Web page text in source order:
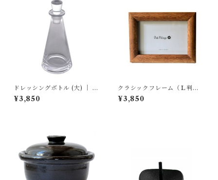
ドレッシングボトル (大) ｜ 廣
田硝子
¥3,850
クラシックフレーム（Ｌ判）
｜ オークヴィレッジ
¥3,850